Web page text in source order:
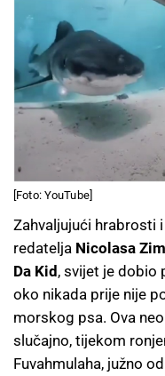
[Foto: YouTube]
Zahvaljujući hrabrosti
redatelja Nicolasa
Da Kid, svijet je dobio
oko nikada prije nije
morskog psa. Ova
slučajno, tijekom
Fuvahmulaha, južno